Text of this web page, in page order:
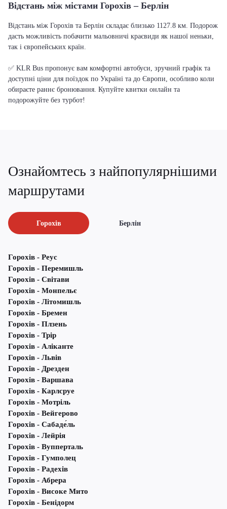
Відстань між містами Горохів – Берлін
Відстань між Горохів та Берлін складає близько 1127.8 км. Подорож
дасть можливість побачити мальовничі краєвиди як нашої неньки,
так і європейських країн.
✅ KLR Bus пропонує вам комфортні автобуси, зручний графік та
доступні ціни для поїздок по Україні та до Європи, особливо коли
обираєте раннє бронювання. Купуйте квитки онлайн та
подорожуйте без турбот!
Ознайомтесь з найпопулярнішими
маршрутами
Горохів Берлін
Горохів - Реус
Горохів - Перемишль
Горохів - Світави
Горохів - Монпельє
Горохів - Літомишль
Горохів - Бремен
Горохів - Плзень
Горохів - Трір
Горохів - Аліканте
Горохів - Львів
Горохів - Дрезден
Горохів - Варшава
Горохів - Карлсруе
Горохів - Мотріль
Горохів - Вейгерово
Горохів - Сабаде́ль
Горохів - Лейрія
Горохів - Вупперталь
Горохів - Гумполец
Горохів - Радехів
Горохів - Абрера
Горохів - Високе Мито
Горохів - Бенідорм